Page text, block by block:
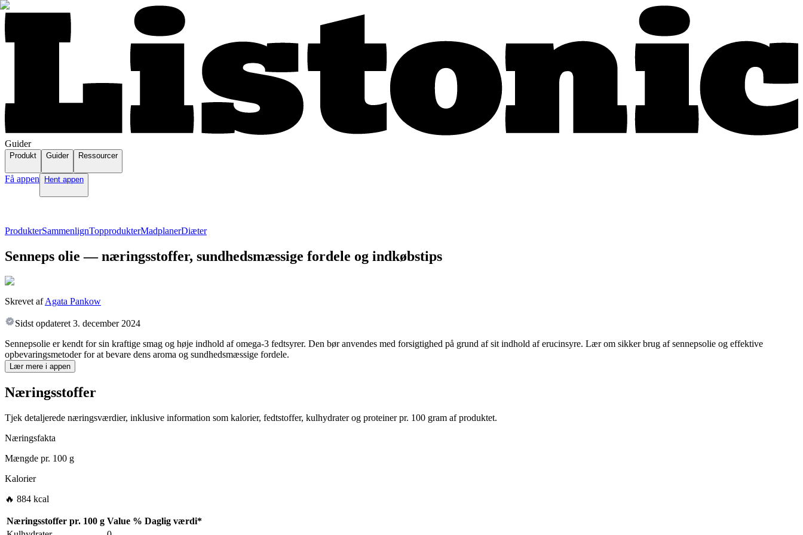
Guider
Produkt Guider Ressourcer
Få appen Hent appen
ProdukterSammenlignTopprodukterMadplanerDiæter
Senneps olie — næringsstoffer, sundhedsmæssige fordele og indkøbstips
Skrevet afAgata Pankow
Sidst opdateret 3. december 2024
Sennepsolie er kendt for sin kraftige smag og høje indhold af omega-3 fedtsyrer. Den bør anvendes med forsigtighed på grund af sit indhold af erucinsyre. Lær om sikker brug af sennepsolie og effektive
opbevaringsmetoder for at bevare dens aroma og sundhedsmæssige fordele.
Lær mere i appen
Næringsstoffer
Tjek detaljerede næringsværdier, inklusive information som kalorier, fedtstoffer, kulhydrater og proteiner pr. 100 gram af produktet.
Næringsfakta
Mængde pr. 100 g
Kalorier
🔥 884 kcal
Næringsstoffer pr. 100 g Value % Daglig værdi*